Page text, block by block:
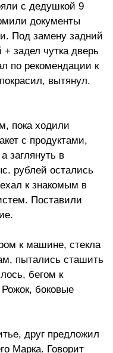
с дедушкой 9
документы
Под замену задний
задел чутка дверь
по рекомендации к
вытянул.
пока ходили
с продуктами,
заглянуть в
рублей остались
к знакомым в
Поставили
к машине, стекла
пытались сташить
бегом к
боковые
друг предложил
Марка. Говорит